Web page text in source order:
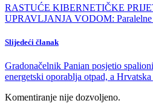
RASTUĆE KIBERNETIČKE
UPRAVLJANJA VODOM: Paralelne
Slijedeći članak
Gradonačelnik Panian posjetio
energetski oporablja otpad, a
Komentiranje nije dozvoljeno.